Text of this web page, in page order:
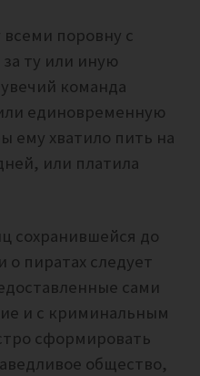
поровну с
ту или иную
команда
единовременную
ему хватило пить на
или платила
сохранившейся до
пиратах следует
сами
и с криминальным
сформировать
общество,